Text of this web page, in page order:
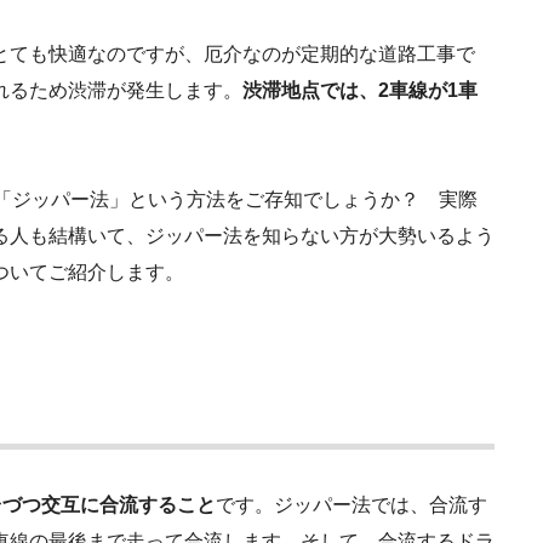
も快適なのですが、厄介なのが定期的な道路工事で
ため渋滞が発生します。 渋滞地点では、2車線が1車
ジッパー法」という方法をご存知でしょうか？ 実際
も結構いて、ジッパー法を知らない方が大勢いるよう
てご紹介します。
つ交互に合流することです。ジッパー法では、合流す